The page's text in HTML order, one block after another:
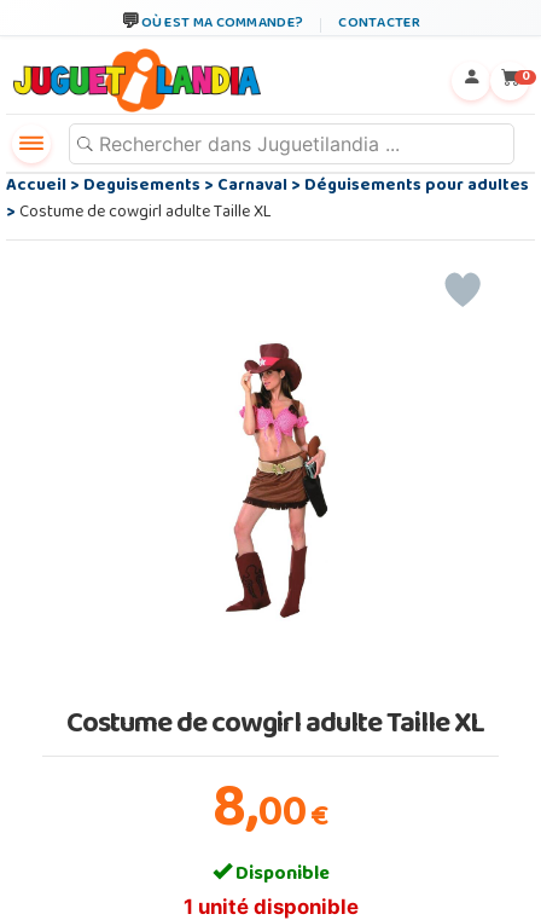
OÙ EST MA COMMANDE? CONTACTER
0
Accueil>Deguisements>Carnaval>Déguisements pour adultes
>Costume de cowgirl adulte Taille XL
Costume de cowgirl adulte Taille XL
8,00€
Disponible
1 unité disponible